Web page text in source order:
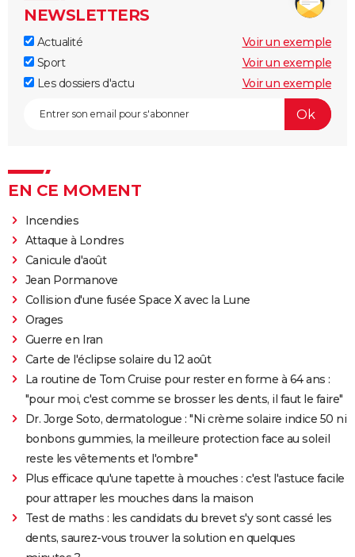
NEWSLETTERS
Actualité
Voir un exemple
Sport
Voir un exemple
Les dossiers d'actu
Voir un exemple
EN CE MOMENT
Incendies
Attaque à Londres
Canicule d'août
Jean Pormanove
Collision d'une fusée Space X avec la Lune
Orages
Guerre en Iran
Carte de l'éclipse solaire du 12 août
La routine de Tom Cruise pour rester en forme à 64 ans :
"pour moi, c'est comme se brosser les dents, il faut le faire"
Dr. Jorge Soto, dermatologue : "Ni crème solaire indice 50 ni
bonbons gummies, la meilleure protection face au soleil
reste les vêtements et l'ombre"
Plus efficace qu'une tapette à mouches : c'est l'astuce facile
pour attraper les mouches dans la maison
Test de maths : les candidats du brevet s'y sont cassé les
dents, saurez-vous trouver la solution en quelques